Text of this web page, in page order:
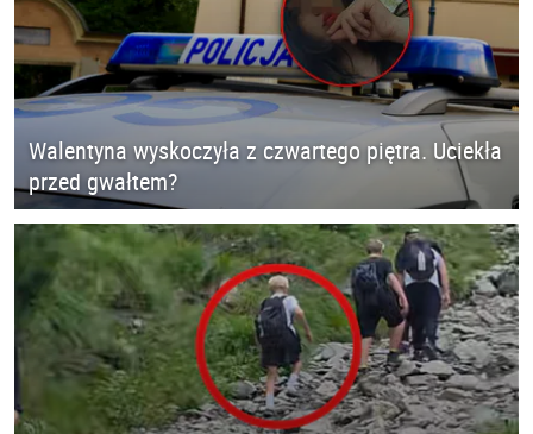
Walentyna wyskoczyła z czwartego piętra. Uciekła
przed gwałtem?